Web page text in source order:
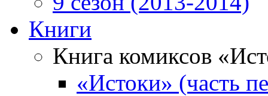
Книги
Книга комиксов
«Истоки» (часть